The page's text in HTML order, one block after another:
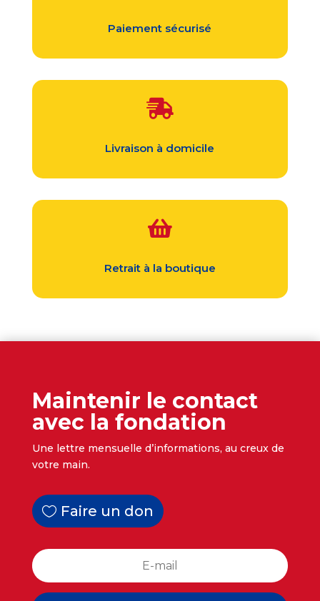
Paiement sécurisé

Livraison à domicile

Retrait à la boutique
Maintenir le contact
avec la fondation
Une lettre mensuelle d’informations, au creux de
votre main.
Faire un don